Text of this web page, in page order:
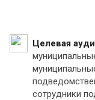
Целевая
сотрудники